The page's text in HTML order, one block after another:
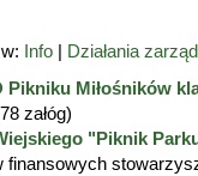
Info | Działania
Pikniku Miłośników
załóg)
"Piknik
finansowych